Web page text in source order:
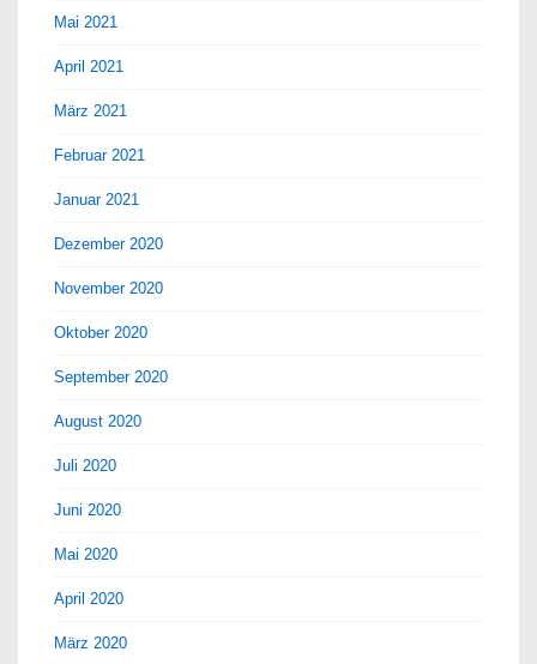
Mai 2021
April 2021
März 2021
Februar 2021
Januar 2021
Dezember 2020
November 2020
Oktober 2020
September 2020
August 2020
Juli 2020
Juni 2020
Mai 2020
April 2020
März 2020